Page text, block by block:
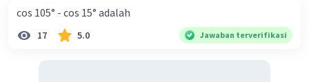
cos 105° - cos 15° adalah
17 5.0 Jawaban terverifikasi